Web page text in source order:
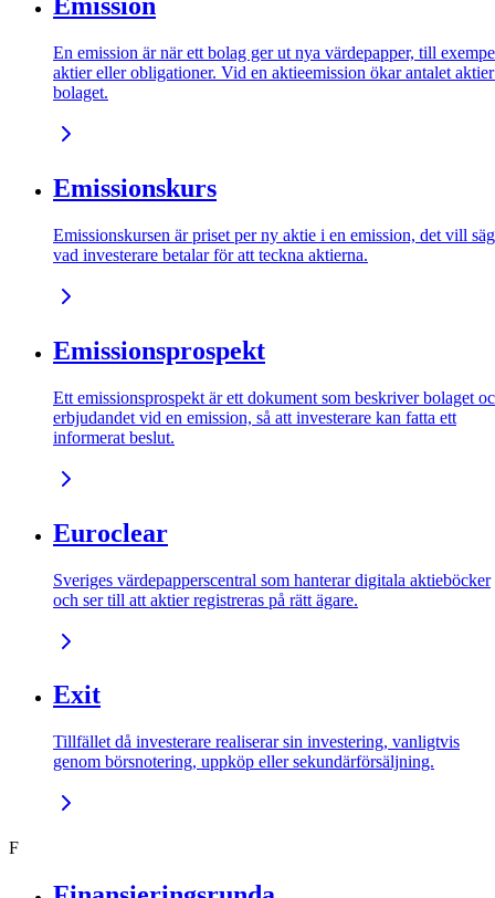
En emission är när ett bolag ger ut nya värdepapper, till
aktier eller obligationer. Vid en aktieemission ökar antalet
bolaget.
Emissionskurs
Emissionskursen är priset per ny aktie i en emission, det vill
vad investerare betalar för att teckna aktierna.
Emissionsprospekt
Ett emissionsprospekt är ett dokument som beskriver bolaget
erbjudandet vid en emission, så att investerare kan fatta ett
informerat beslut.
Euroclear
Sveriges värdepapperscentral som hanterar digitala aktieböcker
och ser till att aktier registreras på rätt ägare.
Exit
Tillfället då investerare realiserar sin investering, vanligtvis
genom börsnotering, uppköp eller sekundärförsäljning.
F